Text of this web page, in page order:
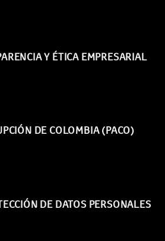
Y ÉTICA EMPRESARIAL
DE COLOMBIA (PACO)
DE DATOS PERSONALES